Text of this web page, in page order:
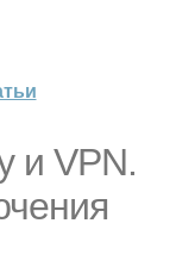
и VPN.